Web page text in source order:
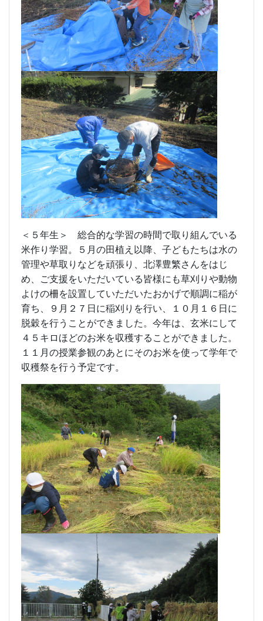
＜５年生＞ 総合的な学習の時間で取り組んでいる
米作り学習。５月の田植え以降、子どもたちは水の
管理や草取りなどを頑張り、北澤豊繁さんをはじ
め、ご支援をいただいている皆様にも草刈りや動物
よけの柵を設置していただいたおかげで順調に稲が
育ち、９月２７日に稲刈りを行い、１０月１６日に
脱穀を行うことができました。今年は、玄米にして
４５キロほどのお米を収穫することができました。
１１月の授業参観のあとにそのお米を使って学年で
収穫祭を行う予定です。